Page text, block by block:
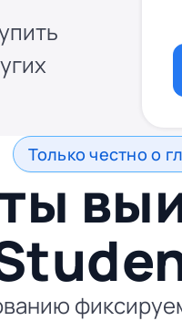
Только честно о